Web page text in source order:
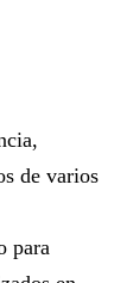
de varios
para